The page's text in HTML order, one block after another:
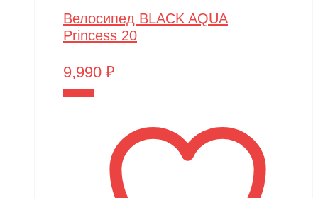
Велосипед BLACK AQUA
Princess 20
9,990 ₽